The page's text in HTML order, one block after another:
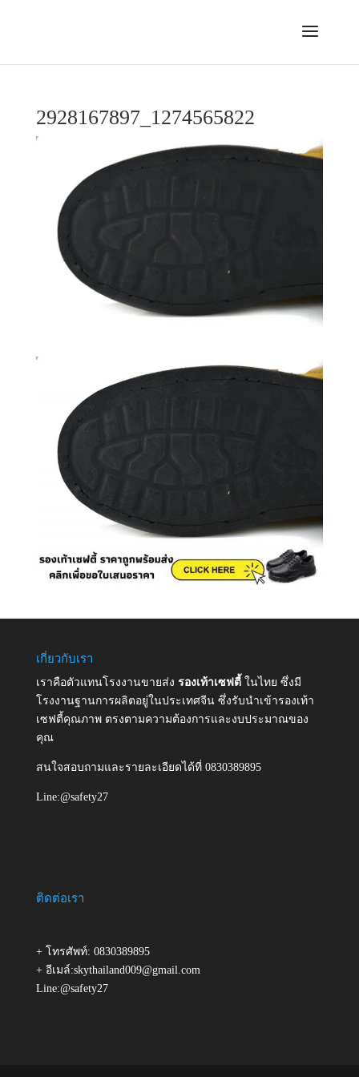
2928167897_1274565822
เกี่ยวกับเรา
เราคือตัวแทนโรงงานขายส่ง รองเท้าเซฟตี้ ในไทย ซึ่งมี
โรงงานฐานการผลิตอยู่ในประเทศจีน ซึ่งรับนำเข้ารองเท้า
เซฟตี้คุณภาพ ตรงตามความต้องการและงบประมาณของ
คุณ
สนใจสอบถามและรายละเอียดได้ที่ 0830389895
Line:@safety27
ติดต่อเรา
+ โทรศัพท์: 0830389895
+ อีเมล์:skythailand009@gmail.com
Line:@safety27